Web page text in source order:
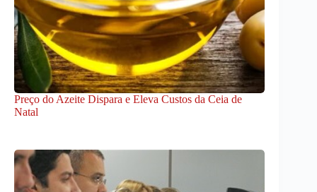
Preço do Azeite Dispara e Eleva Custos da Ceia de
Natal